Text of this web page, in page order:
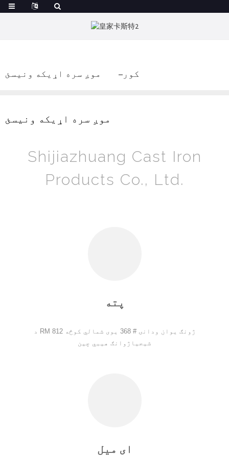
کور موږ سره اړیکه ونیسئ
موږ سره اړیکه ونیسئ
Shijiazhuang Cast Iron
Products Co., Ltd.
پته
د RM 812 ژونګ یوان ودانۍ # 368 یوی شمالي کوڅه
شیجیاژوانګ هیبي چین
ای میل